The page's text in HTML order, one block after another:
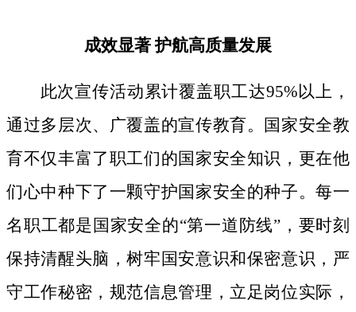
成效显著护航高质量发展
此次宣传活动累计覆盖职工达95%以上，
通过多层次、广覆盖的宣传教育。国家安全教
育不仅丰富了职工们的国家安全知识，更在他
们心中种下了一颗守护国家安全的种子。每一
名职工都是国家安全的“第一道防线”，要时刻
保持清醒头脑，树牢国安意识和保密意识，严
守工作秘密，规范信息管理，立足岗位实际，